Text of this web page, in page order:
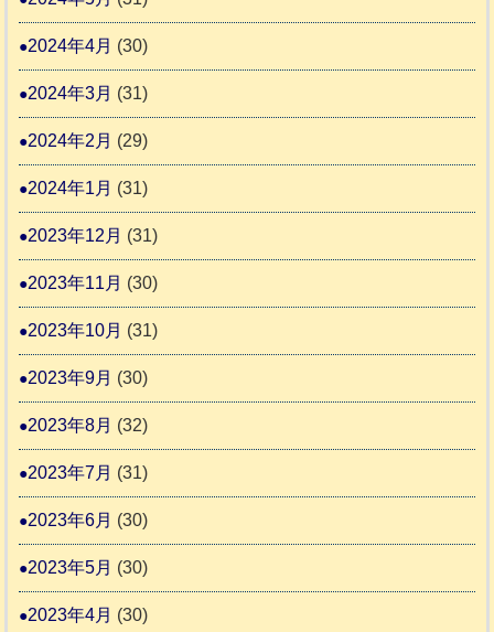
2024年4月 (30)
2024年3月 (31)
2024年2月 (29)
2024年1月 (31)
2023年12月 (31)
2023年11月 (30)
2023年10月 (31)
2023年9月 (30)
2023年8月 (32)
2023年7月 (31)
2023年6月 (30)
2023年5月 (30)
2023年4月 (30)